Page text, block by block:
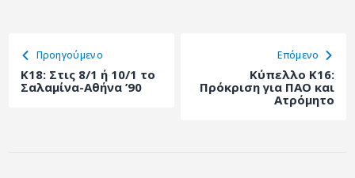
ΧΡΗΣΙΜΑ
ΑΡΧΕΙΟ
Προηγούμενο
K18: Στις 8/1 ή 10/1 το
Σαλαμίνα-Αθήνα ’90
Eπόμενο
Κύπελλο Κ16:
Πρόκριση για ΠΑΟ και
Ατρόμητο